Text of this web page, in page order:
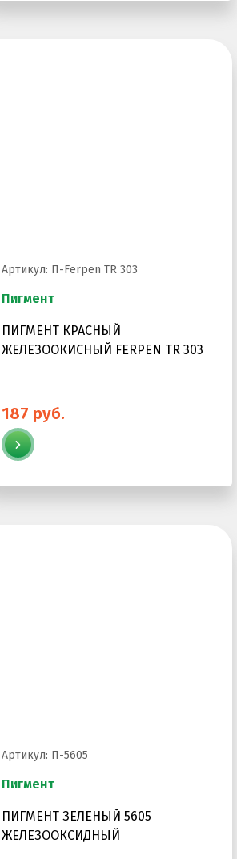
Артикул: П-Ferpen TR 303
Пигмент
ПИГМЕНТ КРАСНЫЙ
ЖЕЛЕЗООКИСНЫЙ FERPEN TR 303
187 руб.
Артикул: П-5605
Пигмент
ПИГМЕНТ ЗЕЛЕНЫЙ 5605
ЖЕЛЕЗООКСИДНЫЙ